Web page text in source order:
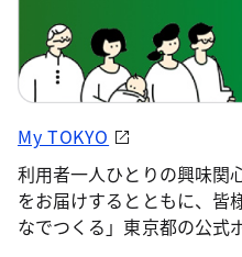
My TOKYO
利用者一人ひとりの興味関
をお届けするとともに、皆
なでつくる」東京都の公式